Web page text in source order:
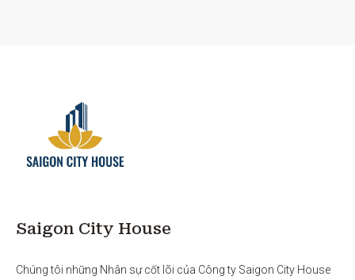
Saigon City House
Chúng tôi những Nhân sự cốt lõi của Công ty Saigon City House